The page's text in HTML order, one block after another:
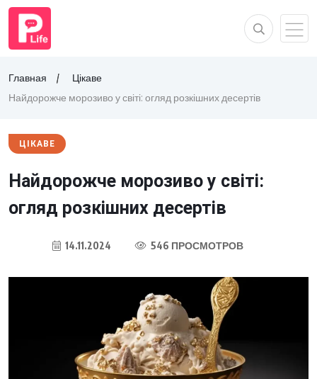
Главная
Цікаве
Найдорожче морозиво у світі: огляд розкішних десертів
ЦІКАВЕ
Найдорожче морозиво у світі:
огляд розкішних десертів
14.11.2024 546 ПРОСМОТРОВ